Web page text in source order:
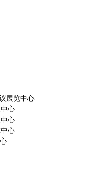
展览中心
心
心
心